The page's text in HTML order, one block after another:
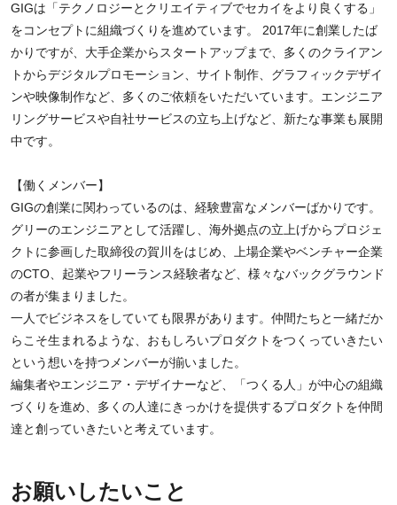
GIGは「テクノロジーとクリエイティブでセカイをより良くする」
をコンセプトに組織づくりを進めています。 2017年に創業したば
かりですが、大手企業からスタートアップまで、多くのクライアン
トからデジタルプロモーション、サイト制作、グラフィックデザイ
ンや映像制作など、多くのご依頼をいただいています。エンジニア
リングサービスや自社サービスの立ち上げなど、新たな事業も展開
中です。
【働くメンバー】
GIGの創業に関わっているのは、経験豊富なメンバーばかりです。
グリーのエンジニアとして活躍し、海外拠点の立上げからプロジェ
クトに参画した取締役の賀川をはじめ、上場企業やベンチャー企業
のCTO、起業やフリーランス経験者など、様々なバックグラウンド
の者が集まりました。
一人でビジネスをしていても限界があります。仲間たちと一緒だか
らこそ生まれるような、おもしろいプロダクトをつくっていきたい
という想いを持つメンバーが揃いました。
編集者やエンジニア・デザイナーなど、「つくる人」が中心の組織
づくりを進め、多くの人達にきっかけを提供するプロダクトを仲間
達と創っていきたいと考えています。
お願いしたいこと